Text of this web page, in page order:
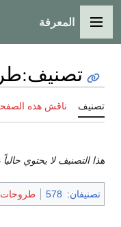
القائمة الرئيسية
المعرفة
تصنيف:
تصنيف ناقش هذه
هذا التصنيف لا يحتوي
تصنيفان:
578 طروحات